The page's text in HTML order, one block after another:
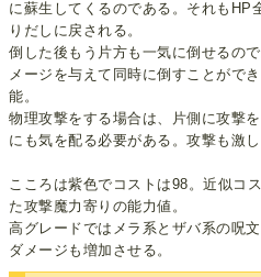
に蘇生してくるのである。それもHP
りだしに戻される。
倒した後もう片方も一気に倒せるの
メージを与えて同時に倒すことがで
能。
物理攻撃をする場合は、片側に攻撃
にも気を配る必要がある。攻撃も激
こころは紫色でコストは98。近似コ
た攻撃魔力寄りの能力値。
高グレードではメラ系とザバ系の呪
ダメージも増加させる。